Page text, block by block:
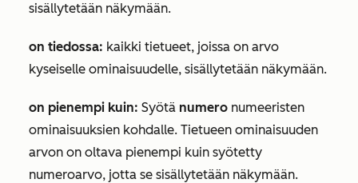
sisällytetään näkymään.
on tiedossa: kaikki tietueet, joissa on arvo
kyseiselle ominaisuudelle, sisällytetään näkymään.
on pienempi kuin: Syötä numero numeeristen
ominaisuuksien kohdalle. Tietueen ominaisuuden
arvon on oltava pienempi kuin syötetty
numeroarvo, jotta se sisällytetään näkymään.